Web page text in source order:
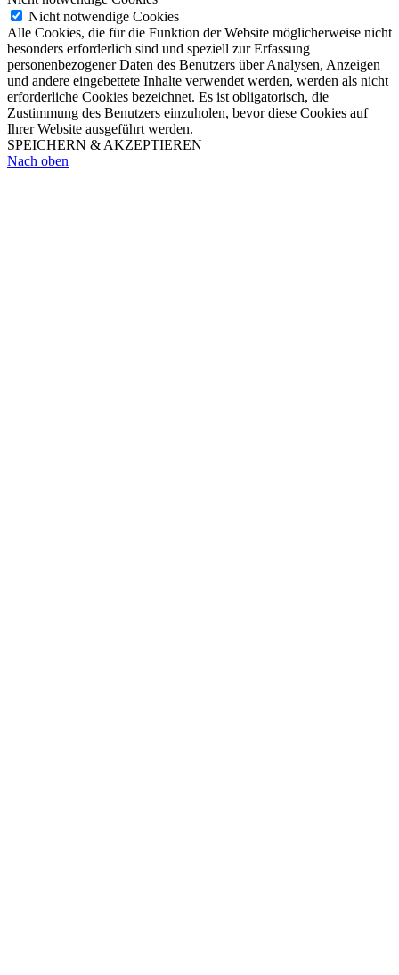
Nicht notwendige Cookies
Alle Cookies, die für die Funktion der Website möglicherweise nicht
besonders erforderlich sind und speziell zur Erfassung
personenbezogener Daten des Benutzers über Analysen, Anzeigen
und andere eingebettete Inhalte verwendet werden, werden als nicht
erforderliche Cookies bezeichnet. Es ist obligatorisch, die
Zustimmung des Benutzers einzuholen, bevor diese Cookies auf
Ihrer Website ausgeführt werden.
SPEICHERN & AKZEPTIEREN
Nach oben